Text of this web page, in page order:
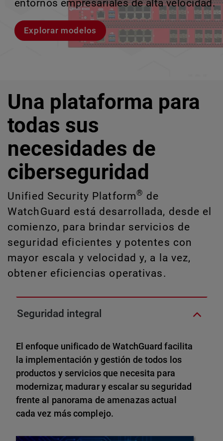
entornos empresariales de alta velocidad.
Explorar modelos
provocan brechas y descubrir riesgos
ocultos de IA y TI.
Explora CloudDR
escalar sin perder ningún pas
Conozcan a Rai
crecimiento escalable.
Conozca WatchGuard EDR
Una plataforma para
todas sus
necesidades de
ciberseguridad
Unified Security Platform® de
WatchGuard está desarrollada, desde el
comienzo, para brindar servicios de
seguridad eficientes y potentes con
mayor escala y velocidad y, a la vez,
obtener eficiencias operativas.
Seguridad integral
El enfoque unificado de WatchGuard facilita
la implementación y gestión de todos los
productos y servicios que necesita para
modernizar, madurar y escalar su seguridad
frente al panorama de amenazas actual
cada vez más complejo.